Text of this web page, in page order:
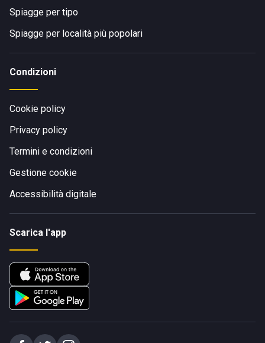
Spiagge per tipo
Spiagge per località più popolari
Condizioni
Cookie policy
Privacy policy
Termini e condizioni
Gestione cookie
Accessibilità digitale
Scarica l'app